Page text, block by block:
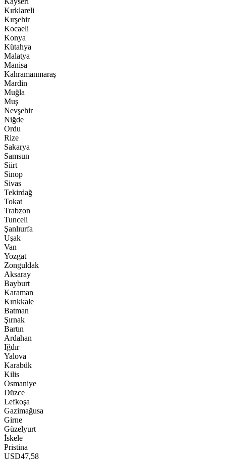
Kırklareli
Kırşehir
Kocaeli
Konya
Kütahya
Malatya
Manisa
Kahramanmaraş
Mardin
Muğla
Muş
Nevşehir
Niğde
Ordu
Rize
Sakarya
Samsun
Siirt
Sinop
Sivas
Tekirdağ
Tokat
Trabzon
Tunceli
Şanlıurfa
Uşak
Van
Yozgat
Zonguldak
Aksaray
Bayburt
Karaman
Kırıkkale
Batman
Şırnak
Bartın
Ardahan
Iğdır
Yalova
Karabük
Kilis
Osmaniye
Düzce
Lefkoşa
Gazimağusa
Girne
Güzelyurt
İskele
Pristina
USD47,58